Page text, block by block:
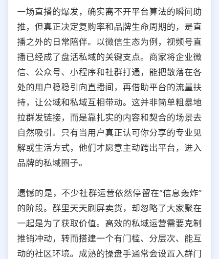
一场直播的爆发，确实离不开平台算法的瞬间助
推，但真正决定复购率和品牌生命周期的，是直
播之外的日常陪伴。以微信生态为例，视频号直
播已经成了盘活私域的关键支点。商家将企业微
信、公众号、小程序和社群打通，能把散落在各
处的用户稳稳引向直播间，再借助平台的流量扶
持，让公域和私域互相带动。这并非简单粗暴地
拉群发链接，而是靠扎实的内容和契合的场景去
自然吸引。只有当用户真正认可你分享的专业见
解或生活方式，他们才愿意主动跨出平台，进入
品牌的私域圈子。
遗憾的是，不少社群运营依然停留在“信息轰炸”
的阶段。群里天天刷屏卖货，却忽略了大家聚在
一起是为了获取价值。高效的私域运营需要克制
推销冲动，转而搭建一个有门槛、分层次、能互
动的社区环境。成熟的操盘手通常会设置入群门